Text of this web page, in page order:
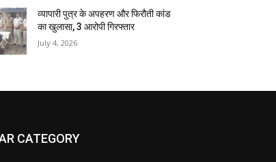
व्यापारी पुत्र के अपहरण और फिरौती कांड
का खुलासा, 3 आरोपी गिरफ्तार
July 4, 2026
CATEGORY